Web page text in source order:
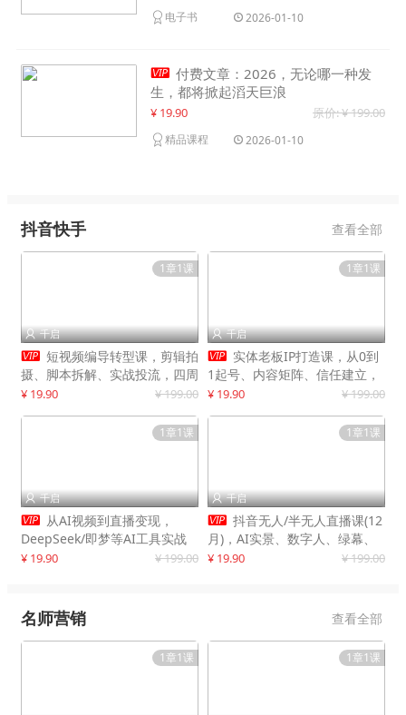
电子书 2026-01-10
 付费文章：2026，无论哪一种发
生，都将掀起滔天巨浪
¥ 19.90 原价: ¥ 199.00
精品课程 2026-01-10
抖音快手 查看全部
1章1课
 千启
 短视频编导转型课，剪辑拍
摄、脚本拆解、实战投流，四周
系统教学，快速入行月入2w+
¥ 19.90 ¥ 199.00
1章1课
 千启
 实体老板IP打造课，从0到
1起号、内容矩阵、信任建立，
打造门店IP，稳定获客增收
¥ 19.90 ¥ 199.00
1章1课
 千启
 从AI视频到直播变现，
DeepSeek/即梦等AI工具实战
教学，生产爆款视频，打造高流
¥ 19.90 ¥ 199.00
1章1课
 千启
 抖音无人/半无人直播课(12
月)，AI实景、数字人、绿幕、
多种玩法、24小时自动盈利
¥ 19.90 ¥ 199.00
名师营销 查看全部
1章1课 1章1课